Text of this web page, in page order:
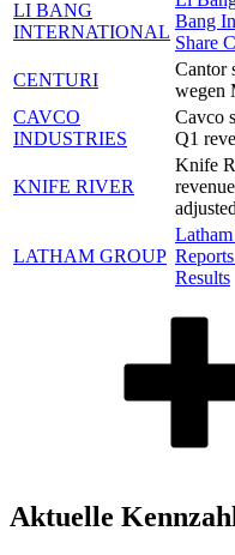
LI BANG
INTERNATIONAL
Bang
Share
CENTURI
Cantor
wegen
CAVCO
INDUSTRIES
Cavco
Q1
KNIFE RIVER
Knife
LATHAM GROUP
Results
Aktuelle